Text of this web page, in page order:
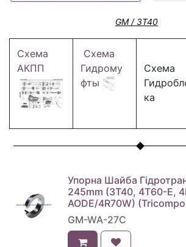
GM / 3T40
Схема
АКПП
Схема
Гидрому
фты
Схема
ка
Упорна Шайба
245mm (3T40, 4T60-E,
AODE/4R70W)
GM-WA-27C